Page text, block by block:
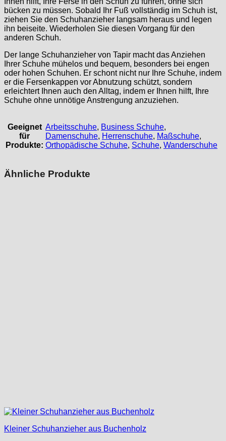
bücken zu müssen. Sobald Ihr Fuß vollständig im Schuh ist,
ziehen Sie den Schuhanzieher langsam heraus und legen
ihn beiseite. Wiederholen Sie diesen Vorgang für den
anderen Schuh.
Der lange Schuhanzieher von Tapir macht das Anziehen
Ihrer Schuhe mühelos und bequem, besonders bei engen
oder hohen Schuhen. Er schont nicht nur Ihre Schuhe, indem
er die Fersenkappen vor Abnutzung schützt, sondern
erleichtert Ihnen auch den Alltag, indem er Ihnen hilft, Ihre
Schuhe ohne unnötige Anstrengung anzuziehen.
Geeignet
für
Produkte:
Arbeitsschuhe, Business Schuhe,
Damenschuhe, Herrenschuhe, Maßschuhe,
Orthopädische Schuhe, Schuhe, Wanderschuhe
Ähnliche Produkte
Kleiner Schuhanzieher aus Buchenholz